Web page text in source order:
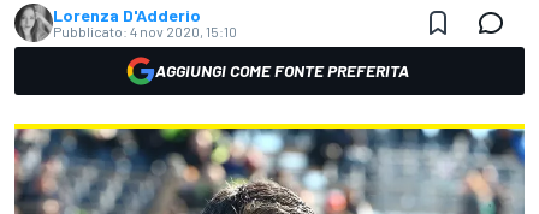
Lorenza D'Adderio
Pubblicato: 4 nov 2020, 15:10
AGGIUNGI COME FONTE PREFERITA